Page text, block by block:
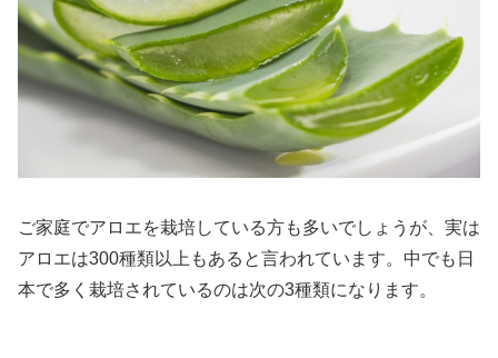
ご家庭でアロエを栽培している方も多いでしょうが、実は
アロエは300種類以上もあると言われています。中でも日
本で多く栽培されているのは次の3種類になります。